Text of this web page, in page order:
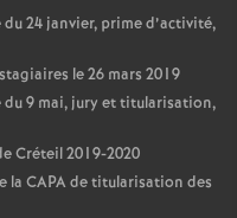
24 janvier, prime d’activité,
le 26 mars 2019
du 9 mai, jury et titularisation,
Créteil 2019-2020
la CAPAde titularisation des